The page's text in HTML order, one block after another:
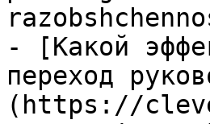
- [Какой
переход
(https://